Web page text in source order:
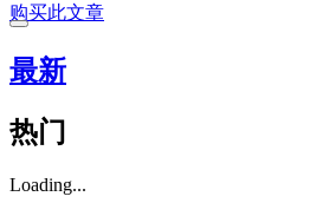
购买此文章
最新
热门
Loading...